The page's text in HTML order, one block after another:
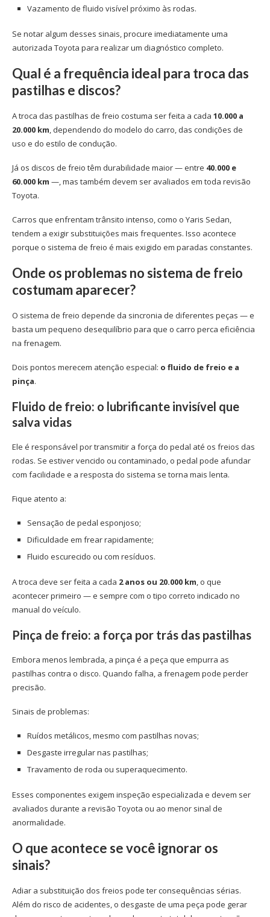
Vazamento de fluido visível próximo às rodas.
Se notar algum desses sinais, procure imediatamente uma
autorizada Toyota para realizar um diagnóstico completo.
Qual é a frequência ideal para troca das
pastilhas e discos?
A troca das pastilhas de freio costuma ser feita a cada 10.000 a
20.000 km, dependendo do modelo do carro, das condições de
uso e do estilo de condução.
Já os discos de freio têm durabilidade maior — entre 40.000 e
60.000 km —, mas também devem ser avaliados em toda revisão
Toyota.
Carros que enfrentam trânsito intenso, como o Yaris Sedan,
tendem a exigir substituições mais frequentes. Isso acontece
porque o sistema de freio é mais exigido em paradas constantes.
Onde os problemas no sistema de freio
costumam aparecer?
O sistema de freio depende da sincronia de diferentes peças — e
basta um pequeno desequilíbrio para que o carro perca eficiência
na frenagem.
Dois pontos merecem atenção especial: o fluido de freio e a
pinça.
Fluido de freio: o lubrificante invisível que
salva vidas
Ele é responsável por transmitir a força do pedal até os freios das
rodas. Se estiver vencido ou contaminado, o pedal pode afundar
com facilidade e a resposta do sistema se torna mais lenta.
Fique atento a:
Sensação de pedal esponjoso;
Dificuldade em frear rapidamente;
Fluido escurecido ou com resíduos.
A troca deve ser feita a cada 2 anos ou 20.000 km, o que
acontecer primeiro — e sempre com o tipo correto indicado no
manual do veículo.
Pinça de freio: a força por trás das pastilhas
Embora menos lembrada, a pinça é a peça que empurra as
pastilhas contra o disco. Quando falha, a frenagem pode perder
precisão.
Sinais de problemas:
Ruídos metálicos, mesmo com pastilhas novas;
Desgaste irregular nas pastilhas;
Travamento de roda ou superaquecimento.
Esses componentes exigem inspeção especializada e devem ser
avaliados durante a revisão Toyota ou ao menor sinal de
anormalidade.
O que acontece se você ignorar os
sinais?
Adiar a substituição dos freios pode ter consequências sérias.
Além do risco de acidentes, o desgaste de uma peça pode gerar